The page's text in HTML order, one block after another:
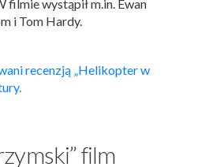
filmie wystąpił m.in. Ewan
i Tom Hardy.
recenzją „Helikopter w
film